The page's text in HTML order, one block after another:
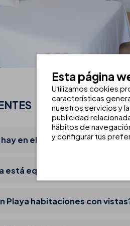
en el hotel THB Gran Playa?
está equipado con ducha,
Playa habitaciones con
Esta página
Utilizamos cookies
características
nuestros servicios y
publicidad
hábitos de
y configurar tus